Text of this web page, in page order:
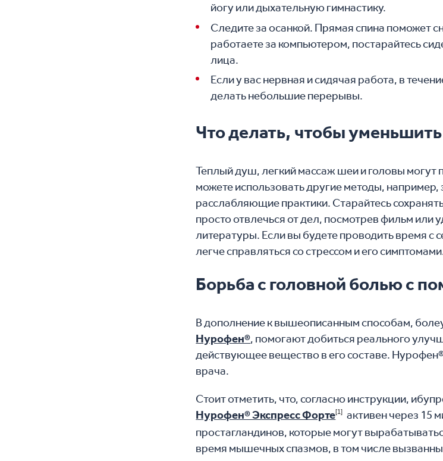
йогу или дыхательную гимнастику.
Следите за осанкой. Прямая спина поможет
работаете за компьютером, постарайтесь
лица.
Если у вас нервная и сидячая работа, в
делать небольшие перерывы.
Что делать, чтобы
Теплый душ, легкий массаж шеи и головы могут
можете использовать другие методы, например,
расслабляющие практики. Старайтесь
просто отвлечься от дел, посмотрев фильм
литературы. Если вы будете проводить время с
легче справляться со стрессом и его
Борьба с головной болью с
В дополнение к вышеописанным способам,
Нурофен®, помогают добиться реального
действующее вещество в его составе.
врача.
Стоит отметить, что, согласно инструкции,
Нурофен® Экспресс Форте[1] активен через 15
простагландинов, которые могут
время мышечных спазмов, в том числе